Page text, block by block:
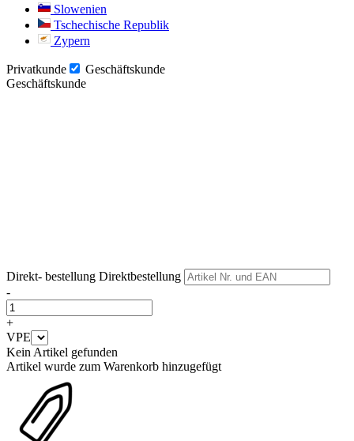
Slowenien
Tschechische Republik
Zypern
Privatkunde
Geschäftskunde
Geschäftskunde
Direkt- bestellung Direktbestellung
-
+
VPE
Kein Artikel gefunden
Artikel wurde zum Warenkorb hinzugefügt